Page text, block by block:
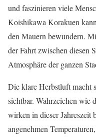
und faszinieren viele
Koishikawa Korakuen
den Mauern bewundern.
der Fahrt zwischen diesen
Atmosphäre der ganzen
Die klare Herbstluft macht
sichtbar. Wahrzeichen wie
wirken in dieser Jahreszeit
angenehmen